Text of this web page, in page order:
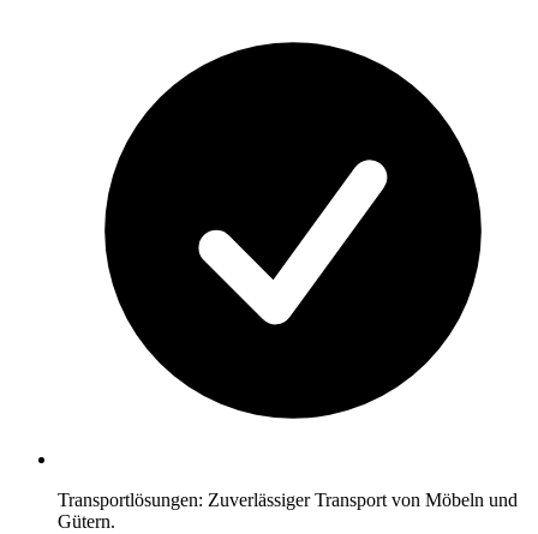
Transportlösungen: Zuverlässiger Transport von Möbeln und
Gütern.